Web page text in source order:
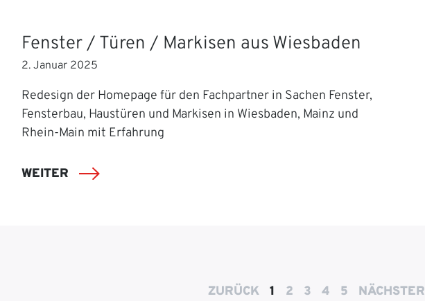
Fenster / Türen / Markisen aus Wiesbaden
2. Januar 2025
Redesign der Homepage für den Fachpartner in Sachen Fenster,
Fensterbau, Haustüren und Markisen in Wiesbaden, Mainz und
Rhein-Main mit Erfahrung
WEITER
ZURÜCK 1 2 3 4 5 NÄCHSTER